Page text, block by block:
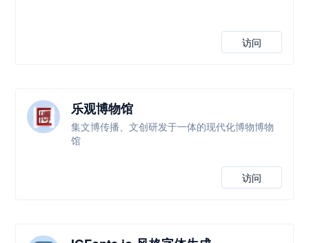
访问
乐观博物馆
集文博传播、文创研发于一体的现代化博物博物
馆
访问